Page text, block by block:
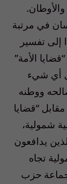
في مرتبة
إلى تفسير
الأمة”
أي شيء
ووطنه
“قضايا
شمولية،
يدافعون
تجاه
جماعة حزب